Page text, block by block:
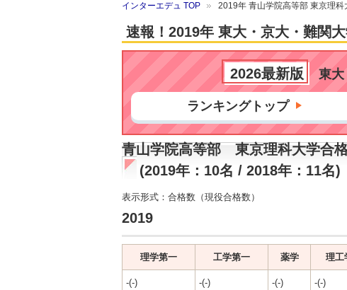
インターエデュ TOP 2019年 青山学院高等部 東京理科
速報！2019年 東大・京大・難関
2026最新版 東大
ランキングトップ
青山学院高等部 東京理科大学合
(2019年：10名 / 2018年：11名)
表示形式：合格数（現役合格数）
2019
理学第一 工学第一 薬学 理工
-(-)
-(-) -(-) -(-)